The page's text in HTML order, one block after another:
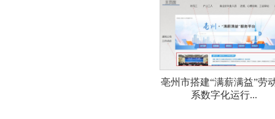
亳州市搭建“满薪满益”劳
系数字化运行...